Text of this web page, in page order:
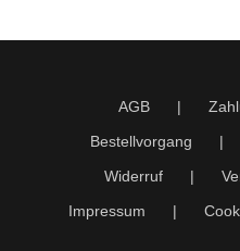
AGB
Bestellvorgang
Widerruf
Impressum